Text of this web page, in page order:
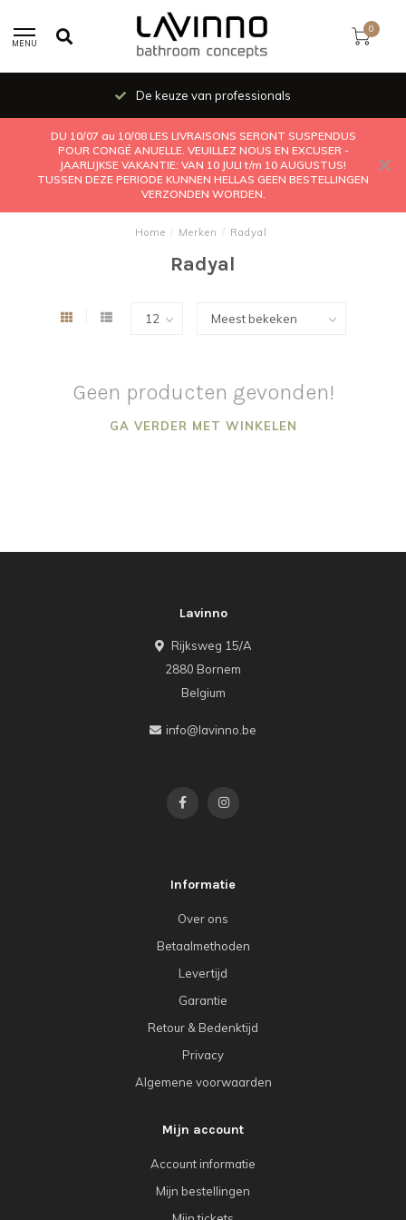
MENU
0
De keuze van professionals
DU 10/07 au 10/08 LES LIVRAISONS SERONT SUSPENDUS
POUR CONGÉ ANUELLE. VEUILLEZ NOUS EN EXCUSER -
JAARLIJKSE VAKANTIE: VAN 10 JULI t/m 10 AUGUSTUS!
TUSSEN DEZE PERIODE KUNNEN HELLAS GEEN BESTELLINGEN
VERZONDEN WORDEN.
Home / Merken / Radyal
Radyal
Geen producten gevonden!
GA VERDER MET WINKELEN
Lavinno
Rijksweg 15/A
2880 Bornem
Belgium
info@lavinno.be
Informatie
Over ons
Betaalmethoden
Levertijd
Garantie
Retour & Bedenktijd
Privacy
Algemene voorwaarden
Mijn account
Account informatie
Mijn bestellingen